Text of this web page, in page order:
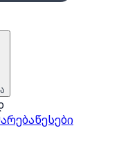
წესები